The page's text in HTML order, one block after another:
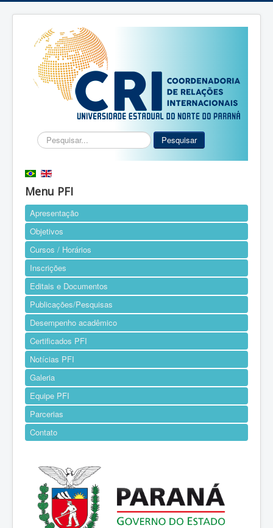
Pesquisar... Pesquisar
Menu PFI
Apresentação
Objetivos
Cursos / Horários
Inscrições
Editais e Documentos
Publicações/Pesquisas
Desempenho acadêmico
Certificados PFI
Notícias PFI
Galeria
Equipe PFI
Parcerias
Contato